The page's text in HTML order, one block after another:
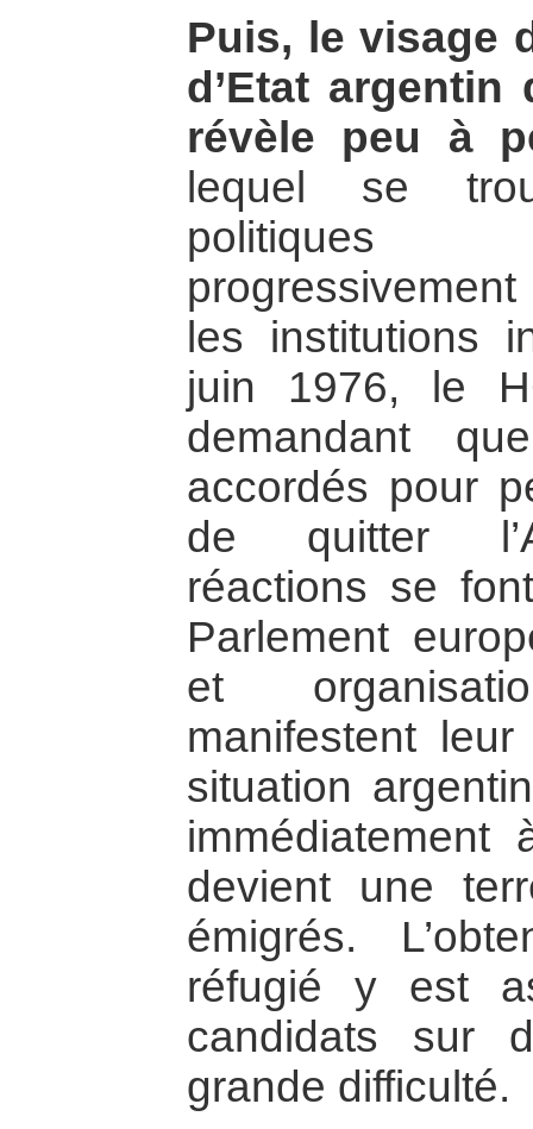
Puis, le visage
d’Etat
révèle peu à
lequel se
politiques
les institutions
juin 1976, le
demandant
accordés pour
de quitter
réactions se
Parlement
et
manifestent
situation
immédiatement
devient une
émigrés.
réfugié y est
candidats sur
grande difficulté.